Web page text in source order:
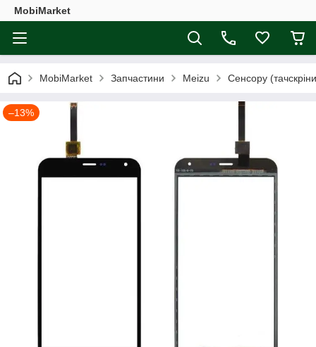
MobiMarket
MobiMarket Запчастини Meizu Сенсору
–13%